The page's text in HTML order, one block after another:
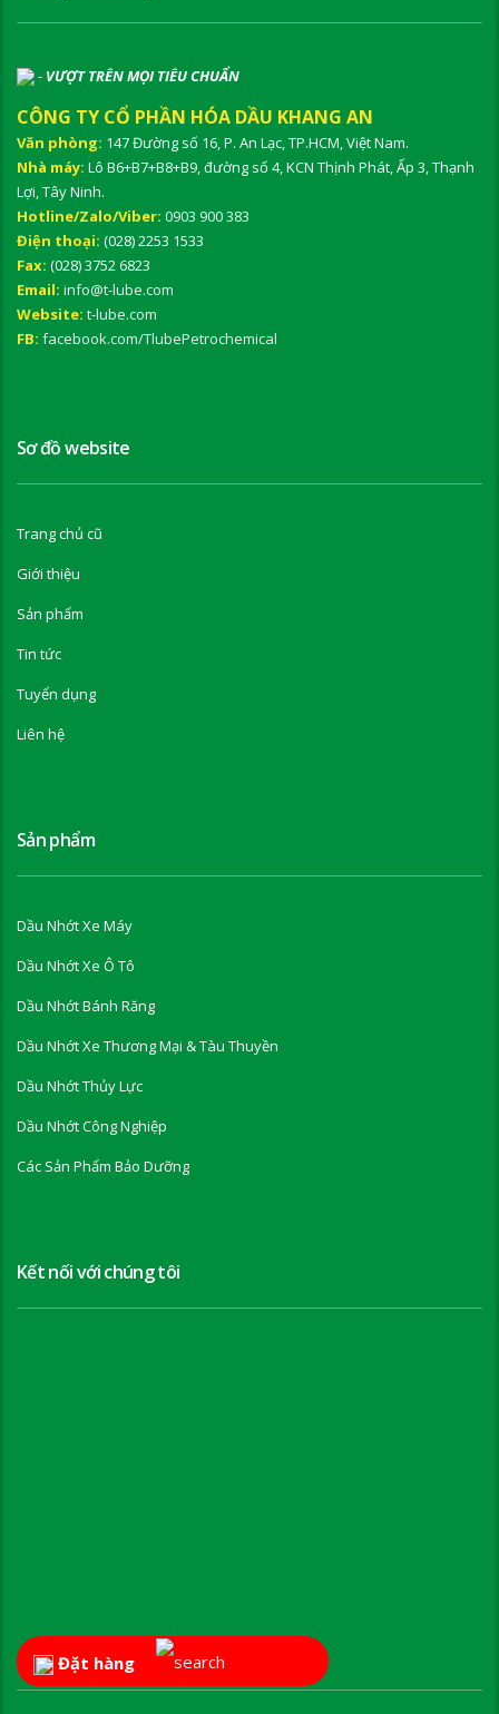
Đặt hàng
- VƯỢT TRÊN MỌI TIÊU CHUẨN
CÔNG TY CỔ PHẦN HÓA DẦU KHANG AN
Văn phòng: 147 Đường số 16, P. An Lạc, TP.HCM, Việt Nam.
Nhà máy: Lô B6+B7+B8+B9, đường số 4, KCN Thịnh Phát, Ấp 3, Thạnh
Lợi, Tây Ninh.
Hotline/Zalo/Viber: 0903 900 383
Điện thoại: (028) 2253 1533
Fax: (028) 3752 6823
Email: info@t-lube.com
Website: t-lube.com
FB: facebook.com/TlubePetrochemical
Sơ đồ website
Trang chủ cũ
Giới thiệu
Sản phẩm
Tin tức
Tuyển dụng
Liên hệ
Sản phẩm
Dầu Nhớt Xe Máy
Dầu Nhớt Xe Ô Tô
Dầu Nhớt Bánh Răng
Dầu Nhớt Xe Thương Mại & Tàu Thuyền
Dầu Nhớt Thủy Lực
Dầu Nhớt Công Nghiệp
Các Sản Phẩm Bảo Dưỡng
Kết nối với chúng tôi